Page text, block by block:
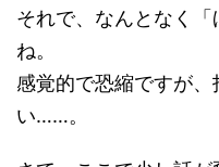
それで、なんとなく
ね。
感覚的で恐縮ですが
い……。